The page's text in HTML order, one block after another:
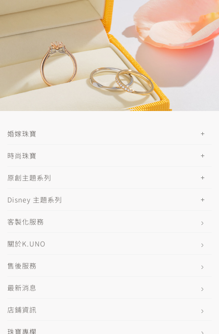
婚嫁珠寶
時尚珠寶
原創主題系列
Disney 主題系列
客製化服務
關於K.UNO
售後服務
最新消息
店鋪資訊
珠寶專欄